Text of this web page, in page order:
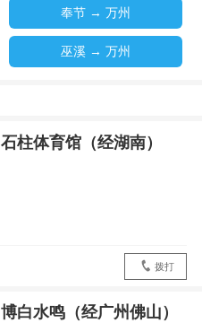
奉节 → 万州
巫溪 → 万州
石柱体育馆（经湖南）
拨打
博白水鸣（经广州佛山）